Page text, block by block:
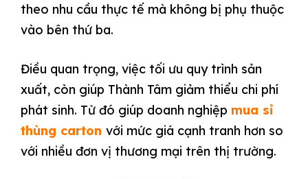
theo nhu cầu thực tế mà không bị phụ thuộc
vào bên thứ ba.
Điều quan trọng, việc tối ưu quy trình sản
xuất, còn giúp Thành Tâm giảm thiểu chi phí
phát sinh. Từ đó giúp doanh nghiệp mua sỉ
thùng carton với mức giá cạnh tranh hơn so
với nhiều đơn vị thương mại trên thị trường.